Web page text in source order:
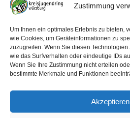
Zustimmung
Um Ihnen ein optimales Erlebnis zu bieten,
wie Cookies, um Geräteinformationen zu
zuzugreifen. Wenn Sie diesen
wie das Surfverhalten oder eindeutige IDs
Wenn Sie Ihre Zustimmung nicht erteilen
bestimmte Merkmale und Funktionen
Akzeptieren
Klicke hier, um
akzeptieren und
aktivieren